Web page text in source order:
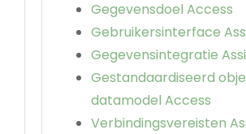
Gegevensdoel Access
Gebruikersinterface
Gegevensintegratie
Gestandaardiseerd
datamodel Access
Verbindingsvereisten